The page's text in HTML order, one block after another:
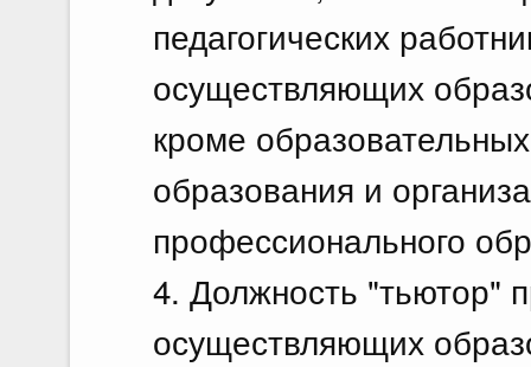
педагогических
осуществляющих
кроме
образования и
профессионального
4. Должность "тьютор"
осуществляющих